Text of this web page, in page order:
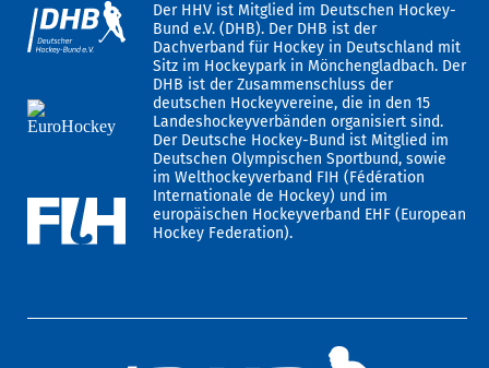
Der HHV ist Mitglied im Deutschen Hockey-
Bund e.V. (DHB). Der DHB ist der
Dachverband für Hockey in Deutschland mit
Sitz im Hockeypark in Mönchengladbach. Der
DHB ist der Zusammenschluss der
deutschen Hockeyvereine, die in den 15
Landeshockeyverbänden organisiert sind.
Der Deutsche Hockey-Bund ist Mitglied im
Deutschen Olympischen Sportbund, sowie
im Welthockeyverband FIH (Fédération
Internationale de Hockey) und im
europäischen Hockeyverband EHF (European
Hockey Federation).